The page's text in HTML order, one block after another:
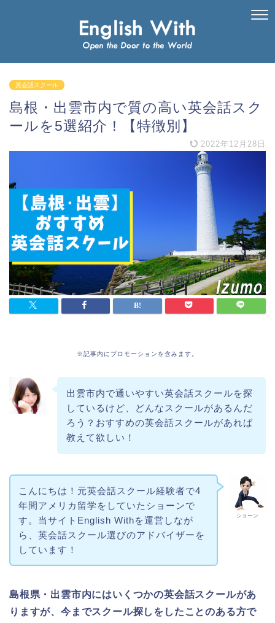
英会話スクール
島根・出雲市内で質の高い英会話スク
ールを5選紹介！【特徴別】
2022年12月28日
※記事内にプロモーションを含みます。
出雲市内で通いやすい英会話スクールを探
しているけど、どんなスクールがあるんだ
ろう？おすすめの英会話スクールがあれば
教えて欲しい！
ショーン
こんにちは！元英会話スクール経験者で4
年間アメリカ留学をしていたショーンで
す。当サイトEnglish Withを運営しなが
ら、英会話スクール選びのアドバイザーを
しています！
島根県・出雲市内にはいくつかの英会話スクールがあ
りますが、今までスクール探しをしたことのある方で